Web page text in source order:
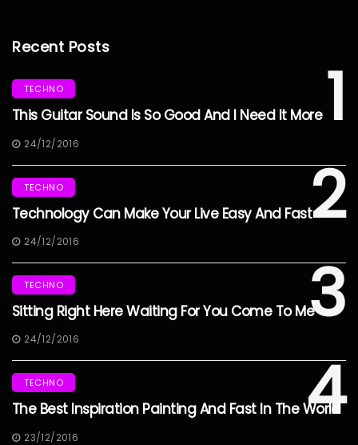
Recent Posts
1
TECHNO
This Guitar Sound Is So Good And I Need It More
24/12/2016
2
TECHNO
Technology Can Make Your Live Easy And Fast
24/12/2016
3
TECHNO
Sitting Right Here Waiting For You Come To Me
24/12/2016
4
TECHNO
The Best Inspiration Painting And Fast In The World
23/12/2016